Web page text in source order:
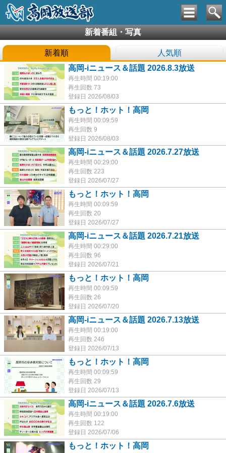
新着番組・写真
新着順
人気順
高岡-iニュース＆話題 2026.8.3放送
再生時間 00:19:00
再生回数 73
登録日 2026/08/03
もっと！ホット！高岡
再生時間 00:09:59
再生回数 9
登録日 2026/08/03
高岡-iニュース＆話題 2026.7.27放送
再生時間 00:29:00
再生回数 223
登録日 2026/07/27
もっと！ホット！高岡
再生時間 00:09:59
再生回数 20
登録日 2026/07/27
高岡-iニュース＆話題 2026.7.21放送
再生時間 00:29:00
再生回数 96
登録日 2026/07/21
もっと！ホット！高岡
再生時間 00:09:59
再生回数 26
登録日 2026/07/20
高岡-iニュース＆話題 2026.7.13放送
再生時間 00:19:00
再生回数 246
登録日 2026/07/13
もっと！ホット！高岡
再生時間 00:09:59
再生回数 29
登録日 2026/07/13
高岡-iニュース＆話題 2026.7.6放送
再生時間 00:19:00
再生回数 122
登録日 2026/07/06
もっと！ホット！高岡